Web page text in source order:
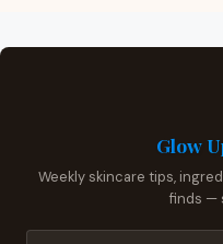
Glow
Weekly skincare tips,
finds —